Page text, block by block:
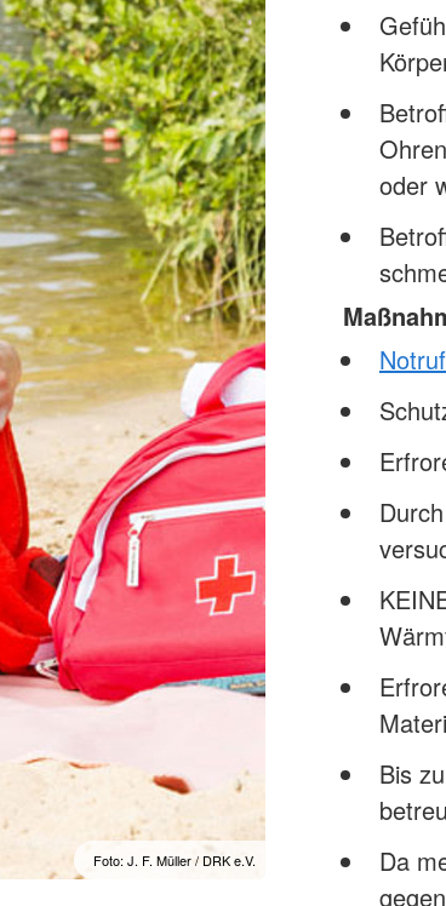
Foto: J. F. Müller / DRK e.V.
oder
Bis
Da